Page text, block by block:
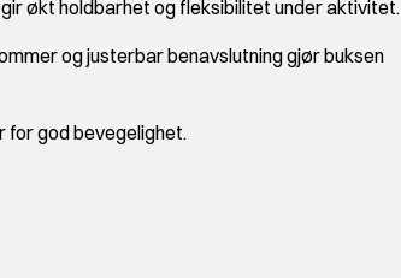
økt holdbarhet og fleksibilitet under aktivitet.
og justerbar benavslutning gjør buksen
for god bevegelighet.